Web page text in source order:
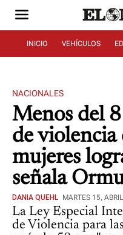
INICIO VEHÍCULOS
NACIONALES
Menos del 8
de violencia
mujeres
señala
DANIA QUEHL MARTES 15,
La Ley Especial
de Violencia para